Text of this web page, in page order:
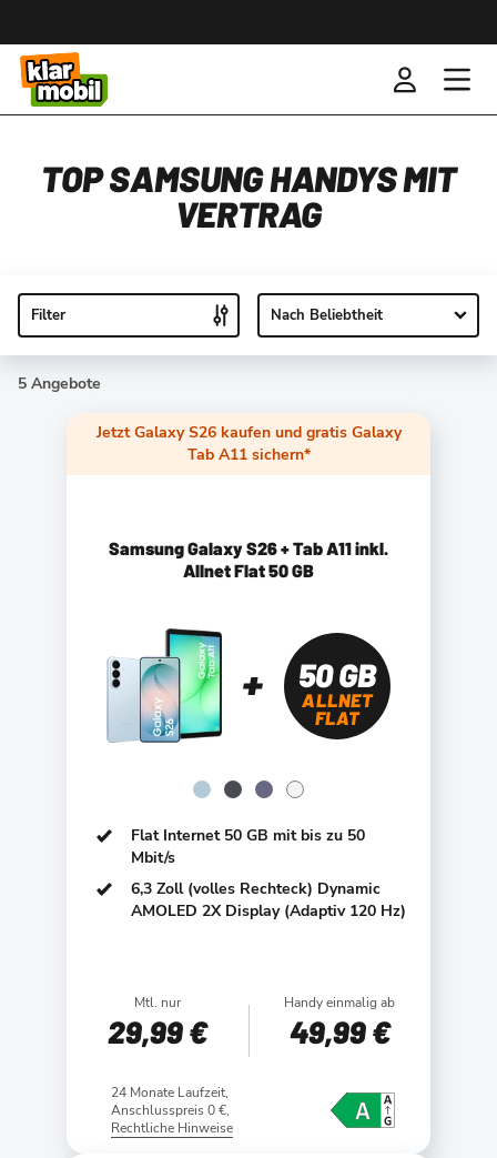
TOP SAMSUNG HANDYS MIT
VERTRAG
Filter Nach Beliebtheit
5 Angebote
Jetzt Galaxy S26 kaufen und gratis Galaxy
Tab A11 sichern*
Samsung Galaxy S26 + Tab A11 inkl.
Allnet Flat 50 GB
50 GB
ALLNET
FLAT
Flat Internet 50 GB mit bis zu 50
Mbit/s
6,3 Zoll (volles Rechteck) Dynamic
AMOLED 2X Display (Adaptiv 120 Hz)
Mtl. nur
29,99 €
Handy einmalig ab
49,99 €
24 Monate Laufzeit,
Anschlusspreis 0 €,
Rechtliche Hinweise